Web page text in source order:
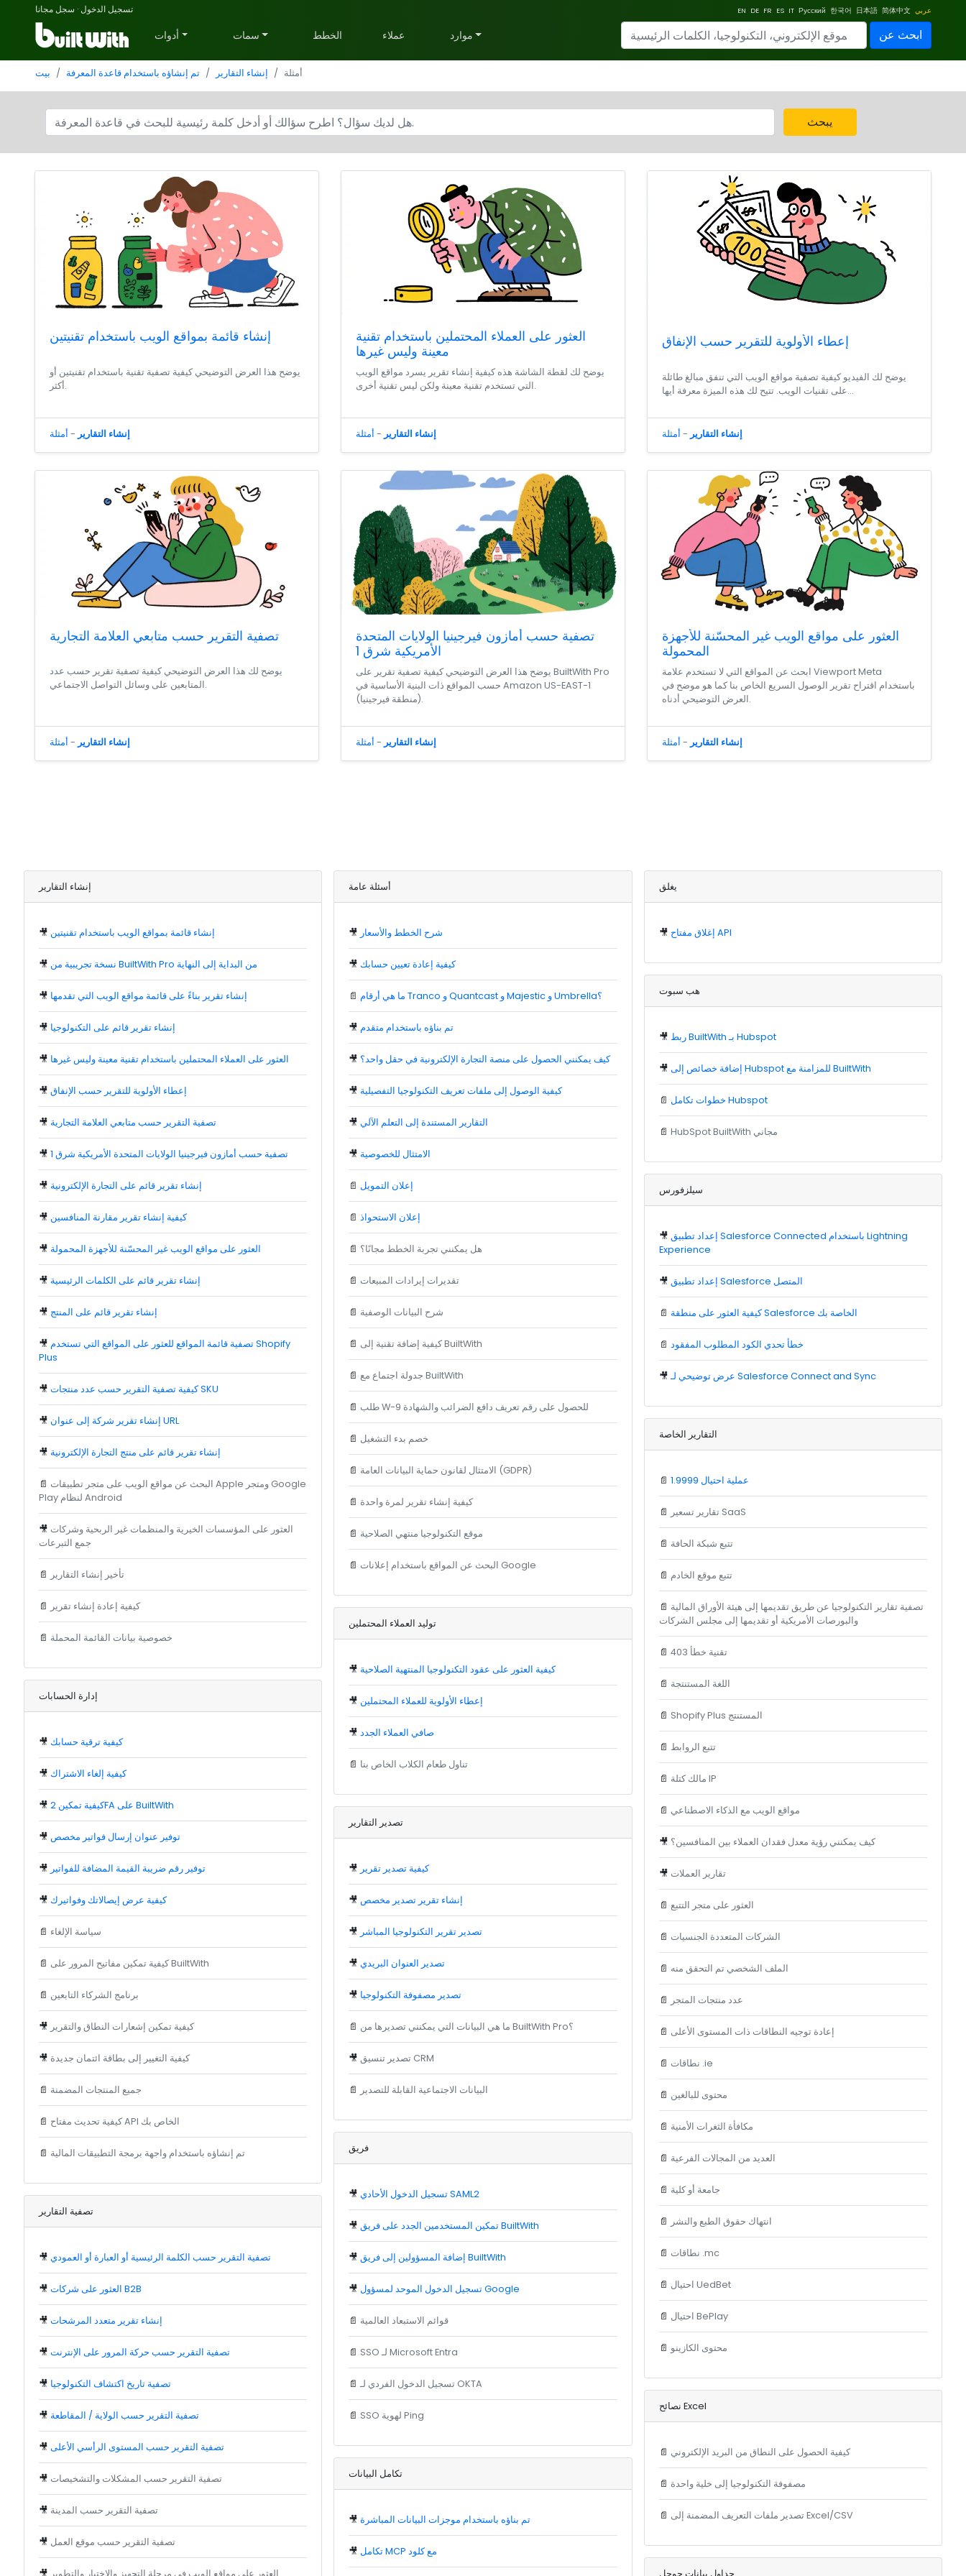
تسجيل الدخول· سجل مجانا EN DE FR ES IT Русский 한국어 日本語 简体中文 عربي
أدوات سمات الخطط عملاء موارد ابحث عن
بيت تم إنشاؤه باستخدام قاعدة المعرفة إنشاء التقارير أمثلة
يبحث
إنشاء قائمة بمواقع الويب باستخدام تقنيتين
يوضح هذا العرض التوضيحي كيفية تصفية تقنية باستخدام تقنيتين أو
أكثر.
إنشاء التقارير - أمثلة
العثور على العملاء المحتملين باستخدام تقنية
معينة وليس غيرها
يوضح لك لقطة الشاشة هذه كيفية إنشاء تقرير يسرد مواقع الويب
التي تستخدم تقنية معينة ولكن ليس تقنية أخرى.
إنشاء التقارير - أمثلة
إعطاء الأولوية للتقرير حسب الإنفاق
يوضح لك الفيديو كيفية تصفية مواقع الويب التي تنفق مبالغ طائلة
على تقنيات الويب. تتيح لك هذه الميزة معرفة أيها...
إنشاء التقارير - أمثلة
تصفية التقرير حسب متابعي العلامة التجارية
يوضح لك هذا العرض التوضيحي كيفية تصفية تقرير حسب عدد
المتابعين على وسائل التواصل الاجتماعي.
إنشاء التقارير - أمثلة
تصفية حسب أمازون فيرجينيا الولايات المتحدة
الأمريكية شرق 1
يوضح هذا العرض التوضيحي كيفية تصفية تقرير على BuiltWith Pro
حسب المواقع ذات البنية الأساسية في Amazon US-EAST-1
(منطقة فيرجينيا).
إنشاء التقارير - أمثلة
العثور على مواقع الويب غير المحسّنة للأجهزة
المحمولة
ابحث عن المواقع التي لا تستخدم علامة Viewport Meta
باستخدام اقتراح تقرير الوصول السريع الخاص بنا كما هو موضح في
العرض التوضيحي أدناه.
إنشاء التقارير - أمثلة
إنشاء التقارير
🎥 إنشاء قائمة بمواقع الويب باستخدام تقنيتين
🎥 نسخة تجريبية من BuiltWith Pro من البداية إلى النهاية
🎥 إنشاء تقرير بناءً على قائمة مواقع الويب التي تقدمها
🎥 إنشاء تقرير قائم على التكنولوجيا
🎥 العثور على العملاء المحتملين باستخدام تقنية معينة وليس غيرها
🎥 إعطاء الأولوية للتقرير حسب الإنفاق
🎥 تصفية التقرير حسب متابعي العلامة التجارية
🎥 تصفية حسب أمازون فيرجينيا الولايات المتحدة الأمريكية شرق 1
🎥 إنشاء تقرير قائم على التجارة الإلكترونية
🎥 كيفية إنشاء تقرير مقارنة المنافسين
🎥 العثور على مواقع الويب غير المحسّنة للأجهزة المحمولة
🎥 إنشاء تقرير قائم على الكلمات الرئيسية
🎥 إنشاء تقرير قائم على المنتج
🎥 تصفية قائمة المواقع للعثور على المواقع التي تستخدم Shopify
Plus
🎥 كيفية تصفية التقرير حسب عدد منتجات SKU
🎥 إنشاء تقرير شركة إلى عنوان URL
🎥 إنشاء تقرير قائم على منتج التجارة الإلكترونية
📄 البحث عن مواقع الويب على متجر تطبيقات Apple ومتجر Google
Play لنظام Android
🎥 العثور على المؤسسات الخيرية والمنظمات غير الربحية وشركات
جمع التبرعات
📄 تأخير إنشاء التقارير
📄 كيفية إعادة إنشاء تقرير
📄 خصوصية بيانات القائمة المحملة
إدارة الحسابات
🎥 كيفية ترقية حسابك
🎥 كيفية إلغاء الاشتراك
🎥 كيفية تمكين 2FA على BuiltWith
🎥 توفير عنوان إرسال فواتير مخصص
🎥 توفير رقم ضريبة القيمة المضافة للفواتير
🎥 كيفية عرض إيصالاتك وفواتيرك
📄 سياسة الإلغاء
📄 كيفية تمكين مفاتيح المرور على BuiltWith
📄 برنامج الشركاء التابعين
🎥 كيفية تمكين إشعارات النطاق والتقرير
🎥 كيفية التغيير إلى بطاقة ائتمان جديدة
📄 جميع المنتجات المضمنة
📄 كيفية تحديث مفتاح API الخاص بك
📄 تم إنشاؤه باستخدام واجهة برمجة التطبيقات المالية
تصفية التقارير
🎥 تصفية التقرير حسب الكلمة الرئيسية أو العبارة أو العمودي
🎥 العثور على شركات B2B
🎥 إنشاء تقرير متعدد المرشحات
🎥 تصفية التقرير حسب حركة المرور على الإنترنت
🎥 تصفية تاريخ اكتشاف التكنولوجيا
🎥 تصفية التقرير حسب الولاية / المقاطعة
🎥 تصفية التقرير حسب المستوى الرأسي الأعلى
🎥 تصفية التقرير حسب المشكلات والتشخيصات
🎥 تصفية التقرير حسب المدينة
🎥 تصفية التقرير حسب موقع العمل
🎥 العثور على مواقع الويب في مرحلة التجهيز والاختبار والتطوير
أسئلة عامة
🎥 شرح الخطط والأسعار
🎥 كيفية إعادة تعيين حسابك
📄 ما هي أرقام Tranco و Quantcast و Majestic و Umbrella؟
🎥 تم بناؤه باستخدام متقدم
🎥 كيف يمكنني الحصول على منصة التجارة الإلكترونية في حقل واحد؟
🎥 كيفية الوصول إلى ملفات تعريف التكنولوجيا التفصيلية
🎥التقارير المستندة إلى التعلم الآلي
🎥 الامتثال للخصوصية
📄 إعلان التمويل
📄إعلان الاستحواذ
📄 هل يمكنني تجربة الخطط مجانًا؟
📄 تقديرات إيرادات المبيعات
📄 شرح البيانات الوصفية
📄 كيفية إضافة تقنية إلى BuiltWith
📄 جدولة اجتماع مع BuiltWith
📄 طلب W-9 للحصول على رقم تعريف دافع الضرائب والشهادة
📄 خصم بدء التشغيل
📄 الامتثال لقانون حماية البيانات العامة (GDPR)
📄 كيفية إنشاء تقرير لمرة واحدة
📄 موقع التكنولوجيا منتهي الصلاحية
📄 البحث عن المواقع باستخدام إعلانات Google
توليد العملاء المحتملين
🎥 كيفية العثور على عقود التكنولوجيا المنتهية الصلاحية
🎥 إعطاء الأولوية للعملاء المحتملين
🎥صافي العملاء الجدد
📄 تناول طعام الكلاب الخاص بنا
تصدير التقارير
🎥 كيفية تصدير تقرير
🎥 إنشاء تقرير تصدير مخصص
🎥 تصدير تقرير التكنولوجيا المباشر
🎥تصدير العنوان البريدي
🎥 تصدير مصفوفة التكنولوجيا
📄 ما هي البيانات التي يمكنني تصديرها من BuiltWith Pro؟
🎥 تصدير تنسيق CRM
📄 البيانات الاجتماعية القابلة للتصدير
فريق
🎥 تسجيل الدخول الأحادي SAML2
🎥 تمكين المستخدمين الجدد على فريق BuiltWith
🎥 إضافة المسؤولين إلى فريق BuiltWith
🎥 تسجيل الدخول الموحد لمسؤول Google
📄 قوائم الاستبعاد العالمية
📄 SSO لـ Microsoft Entra
📄 تسجيل الدخول الفردي لـ OKTA
📄 SSO لهوية Ping
تكامل البيانات
🎥 تم بناؤه باستخدام موجزات البيانات المباشرة
🎥 تكامل MCP مع كلود
يغلق
🎥 إغلاق مفتاح API
هب سبوت
🎥 ربط BuiltWith بـ Hubspot
🎥 إضافة خصائص إلى Hubspot للمزامنة مع BuiltWith
📄 خطوات تكامل Hubspot
📄 HubSpot BuiltWith مجاني
سيلزفورس
🎥 إعداد تطبيق Salesforce Connected باستخدام Lightning
Experience
🎥 إعداد تطبيق Salesforce المتصل
📄 كيفية العثور على منطقة Salesforce الخاصة بك
📄 خطأ تحدي الكود المطلوب المفقود
🎥 عرض توضيحي لـ Salesforce Connect and Sync
التقارير الخاصة
📄 1.9999 عملية احتيال
📄 تقارير تسعير SaaS
📄 تتبع شبكة الحافة
📄 تتبع موقع الخادم
📄 تصفية تقارير التكنولوجيا عن طريق تقديمها إلى هيئة الأوراق المالية
والبورصات الأمريكية أو تقديمها إلى مجلس الشركات
📄 تقنية خطأ 403
📄 اللغة المستنتجة
📄 Shopify Plus المستنتج
📄 تتبع الروابط
📄 مالك كتلة IP
📄 مواقع الويب مع الذكاء الاصطناعي
🎥 كيف يمكنني رؤية معدل فقدان العملاء بين المنافسين؟
🎥 تقارير العملات
📄 العثور على متجر التتبع
📄 الشركات المتعددة الجنسيات
📄 الملف الشخصي تم التحقق منه
📄 عدد منتجات المتجر
📄 إعادة توجيه النطاقات ذات المستوى الأعلى
📄 نطاقات .ie
📄 محتوى للبالغين
📄 مكافأة الثغرات الأمنية
📄 العديد من المجالات الفرعية
📄 جامعة أو كلية
📄 انتهاك حقوق الطبع والنشر
📄 نطاقات .mc
📄 احتيال UedBet
📄 احتيال BePlay
📄 محتوى الكازينو
نصائح Excel
📄 كيفية الحصول على النطاق من البريد الإلكتروني
📄 مصفوفة التكنولوجيا إلى خلية واحدة
📄 تصدير ملفات التعريف المضمنة إلى Excel/CSV
جداول بيانات جوجل